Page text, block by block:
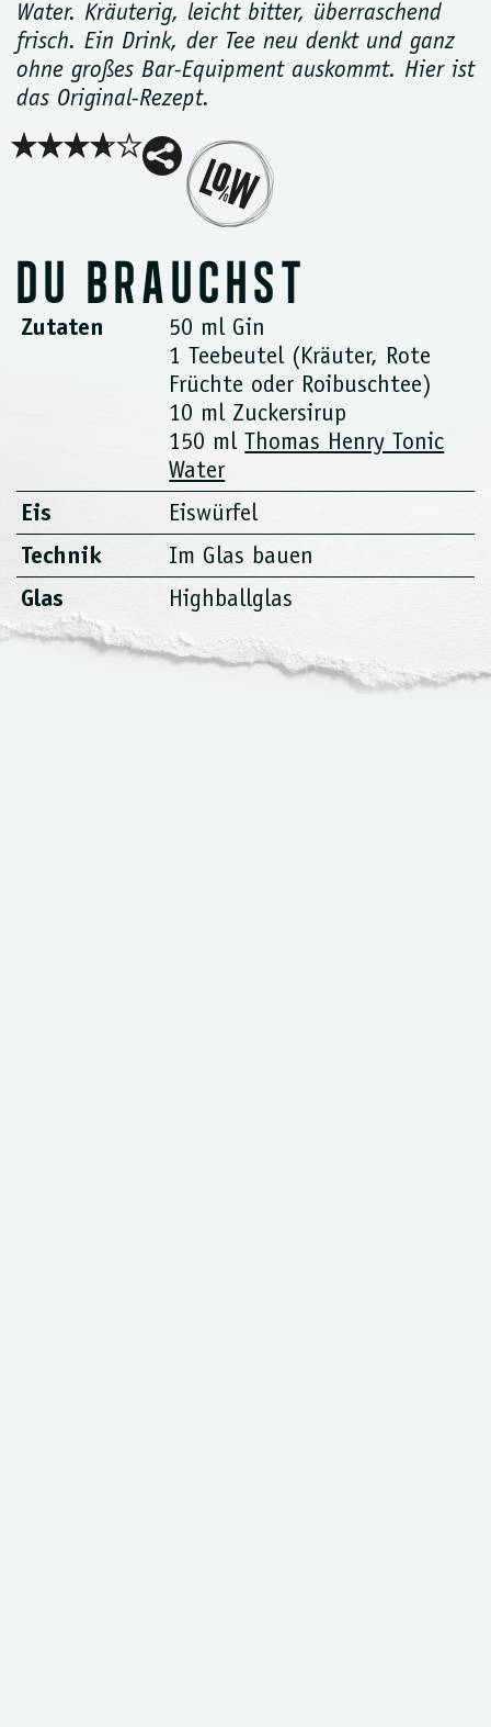
Water. Kräuterig, leicht bitter, überraschend
frisch. Ein Drink, der Tee neu denkt und ganz
ohne großes Bar-Equipment auskommt. Hier ist
das Original-Rezept.
DU BRAUCHST
Zutaten
50 ml Gin
1 Teebeutel (Kräuter, Rote
Früchte oder Roibuschtee)
10 ml Zuckersirup
150 ml Thomas Henry Tonic
Water
Eis
Eiswürfel
Technik
Im Glas bauen
Glas
Highballglas